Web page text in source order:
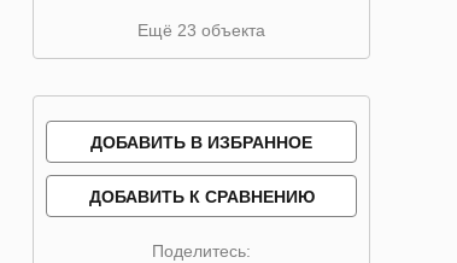
Ещё 23 объекта
ДОБАВИТЬ В ИЗБРАННОЕ
ДОБАВИТЬ К СРАВНЕНИЮ
Поделитесь: